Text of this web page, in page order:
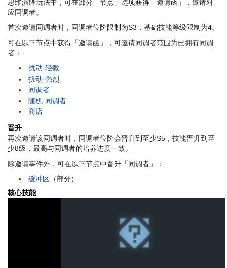
思维演绎玩法中，可在部分「节点」选项获得「邀请函」，邀请对
应同调者。
首次邀请同调者时，同调者位阶限制为S3，基础技能等级限制为4。
可在以下节点中获得「邀请函」，可邀请同调者范围为已拥有同调
者：
扰动·轻微
扰动·强烈
同调者
随机·同调者
商店
晋升
再次邀请该同调者时，同调者位阶会晋升到至少S5，技能晋升到至
少8级，最高与同调者的培养进度一致。
除邀请事件外，可在以下节点中晋升「同调者」：
缓冲区 （部分）
核心技能